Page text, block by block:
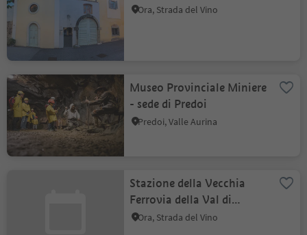
Ora, Strada del Vino
Museo Provinciale Miniere
- sede di Predoi
Predoi, Valle Aurina
Stazione della Vecchia
Ferrovia della Val di
Fiemme
Ora, Strada del Vino